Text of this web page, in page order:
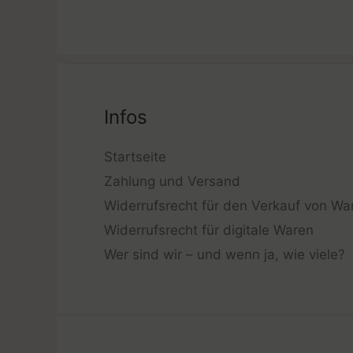
Infos
Startseite
Zahlung und Versand
Widerrufsrecht für den Verkauf von
Widerrufsrecht für digitale Waren
Wer sind wir – und wenn ja, wie viele?